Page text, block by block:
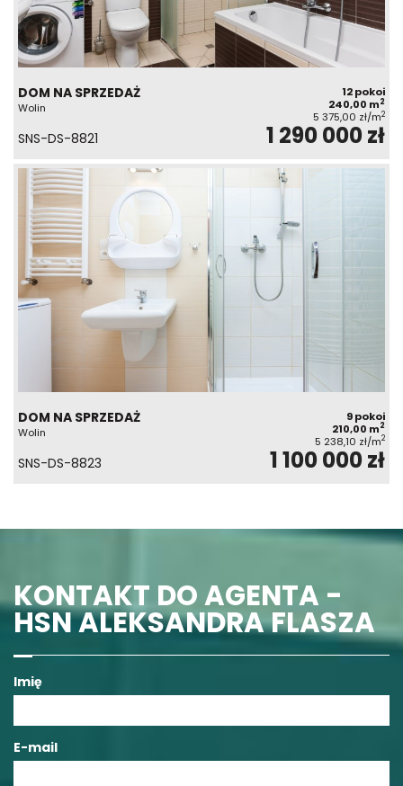
DOM NA SPRZEDAŻ
Wolin
12 pokoi
240,00 m2
5 375,00 zł/m2
SNS-DS-8821 1 290 000 zł
DOM NA SPRZEDAŻ
Wolin
9 pokoi
210,00 m2
5 238,10 zł/m2
SNS-DS-8823 1 100 000 zł
KONTAKT DO AGENTA -
HSN ALEKSANDRA FLASZA
Imię
E-mail